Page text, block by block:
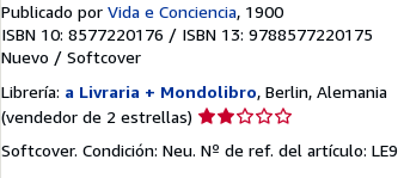
Publicado por Vida e Conciencia, 1900
ISBN 10: 8577220176 / ISBN 13: 9788577220175
Nuevo / Softcover
Librería: a Livraria + Mondolibro, Berlin, Alemania
(vendedor de 2 estrellas) Calificación
vendedor:
Softcover. Condición: Neu. Nº de ref. del artículo: LE9